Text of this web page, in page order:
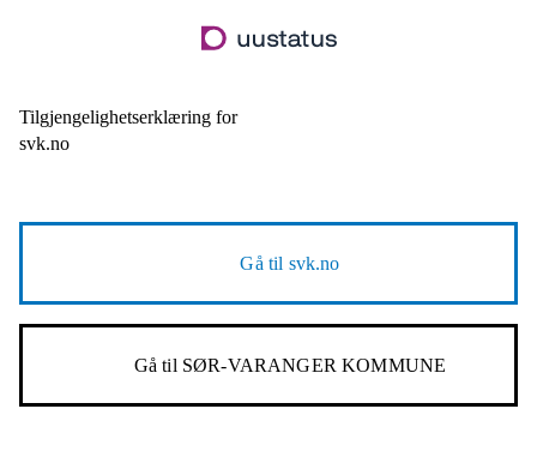
til
Tilgjengelighetserklæring for
svk.no
Gå til svk.no
Gå til SØR-VARANGER KOMMUNE